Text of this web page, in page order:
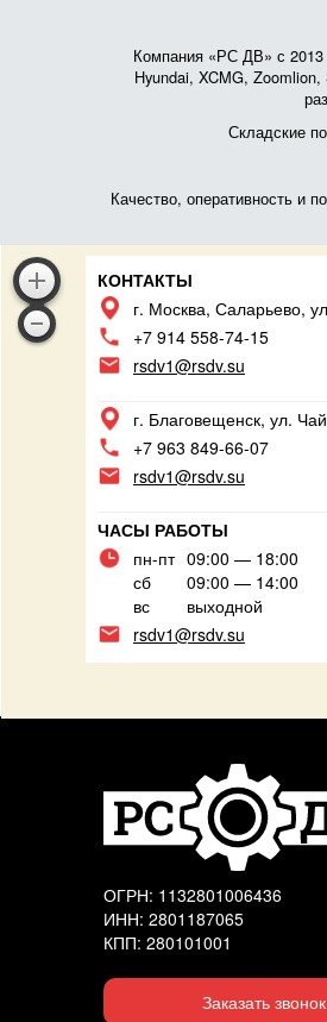
Компания «РС ДВ» с 2013
Hyundai, XCMG,
Складские
Качество, оперативность и
КОНТАКТЫ
г. Москва, Саларьево,
+7 914 558-74-15
rsdv1@rsdv.su
г. Благовещенск, ул.
+7 963 849-66-07
rsdv1@rsdv.su
ЧАСЫ РАБОТЫ
пн-пт 09:00 — 18:00
сб
09:00 — 14:00
вс
выходной
rsdv1@rsdv.su
ОГРН: 1132801006436
ИНН: 2801187065
КПП: 280101001
Заказать звонок